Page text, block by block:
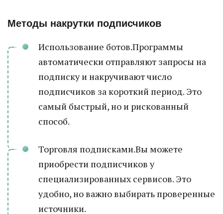
Методы накрутки подписчиков
Использование ботов.Программы
автоматически отправляют запросы на
подписку и накручивают число
подписчиков за короткий период. Это
самый быстрый, но и рискованный
способ.
Торговля подписками.Вы можете
приобрести подписчиков у
специализированных сервисов. Это
удобно, но важно выбирать проверенные
источники.